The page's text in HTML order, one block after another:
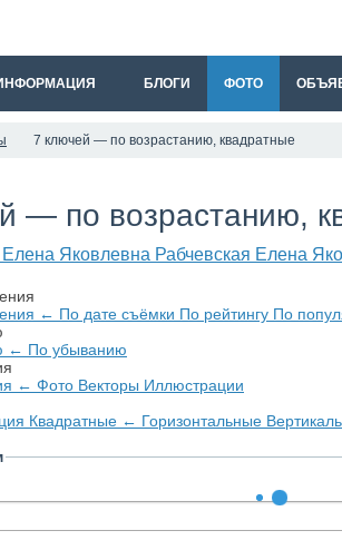
БЛОГИ ФОТО
7 ключей — по возрастанию, квадратные
— по возрастанию,
Рабчевская Елена
← По дате съёмки По рейтингу По
← По убыванию
← Фото Векторы Иллюстрации
Квадратные ← Горизонтальные